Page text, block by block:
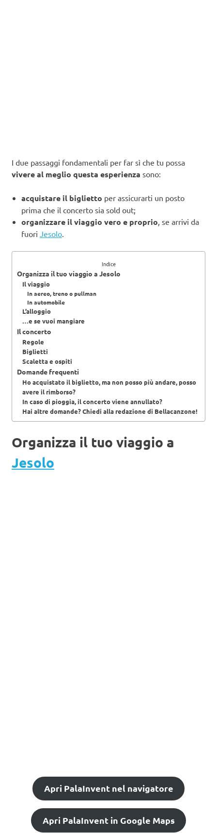
I due passaggi fondamentali per far sì che tu possa
vivere al meglio questa esperienza sono:
acquistare il biglietto per assicurarti un posto
prima che il concerto sia sold out;
organizzare il viaggio vero e proprio , se arrivi da
fuori Jesolo
Indice
Organizza il tuo viaggio a Jesolo
Il viaggio
In aereo, treno o pullman
In automobile
L’alloggio
…e se vuoi mangiare
Il concerto
Regole
Biglietti
Scaletta e ospiti
Domande frequenti
Ho acquistato il biglietto, ma non posso più andare, posso
avere il rimborso?
In caso di pioggia, il concerto viene annullato?
Hai altre domande? Chiedi alla redazione di Bellacanzone!
Organizza il tuo viaggio a
Jesolo
Apri PalaInvent nel navigatore
Apri PalaInvent in Google Maps